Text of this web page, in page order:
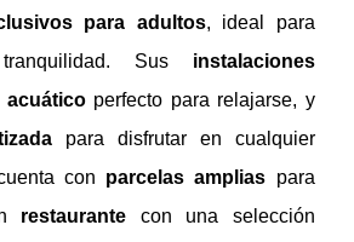
para adultos, ideal para
Sus instalaciones
acuáticoperfecto para relajarse, y
para disfrutar en cualquier
con parcelas amplias para
restaurante con una selección